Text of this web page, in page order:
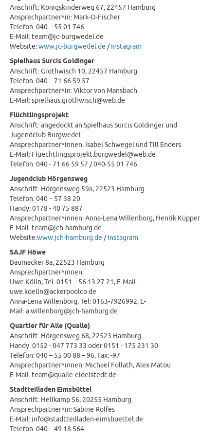
Anschrift: Königskinderweg 67, 22457 Hamburg
Ansprechpartner*in: Mark-O-Fischer
Telefon: 040 – 55 01 746
E-Mail: team@jc-burgwedel.de
Website: www.jc-burgwedel.de / Instagram
Spielhaus Surcis Goldinger
Anschrift: Grothwisch 10, 22457 Hamburg
Telefon: 040 – 71 66 59 57
Ansprechpartner*in: Viktor von Mansbach
E-Mail: spielhaus.grothwisch@web.de
Flüchtlingsprojekt
Anschrift: angedockt an Spielhaus Surcis Goldinger und
Jugendclub Burgwedel
Ansprechpartner*innen: Isabel Schwegel und Till Enders
E-Mail: Fluechtlingsprojekt.burgwedel@web.de
Telefon: 040 - 71 66 59 57 / 040-55 01 746
Jugendclub Hörgensweg
Anschrift: Hörgensweg 59a, 22523 Hamburg
Telefon: 040 – 57 38 20
Handy: 0178 - 40 75 887
Ansprechpartner*innen: Anna-Lena Willenborg, Henrik Küpper
E-Mail: team@jch-hamburg.de
Website:www.jch-hamburg.de / Instagram
SAJF Höwe
Baumacker 8a, 22523 Hamburg
Ansprechpartner*innen:
Uwe Kölln, Tel: 0151 – 56 13 27 21, E-Mail:
uwe.koelln@ackerpoolco.de
Anna-Lena Willenborg, Tel: 0163-7926992, E-
Mail: a.willenborg@jch-hamburg.de
Quartier für Alle (Qualle)
Anschrift: Hörgensweg 68, 22523 Hamburg
Handy: 0152 - 047 773 33 oder 0151 - 175 231 30
Telefon: 040 – 55 00 88 – 96, Fax: -97
Ansprechpartner*innen: Michael Follath, Alex Matou
E-Mail: team@qualle-eidelstedt.de
Stadtteilladen Eimsbüttel
Anschrift: Hellkamp 56, 20255 Hamburg
Ansprechpartner*in: Sabine Rolfes
E-Mail: info@stadtteilladen-eimsbuettel.de
Telefon: 040 – 49 18 564